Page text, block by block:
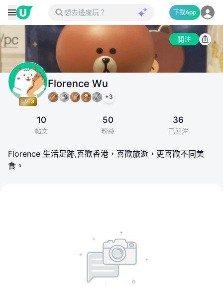
下載App
關注
Florence Wu
+3
10
帖文
50
粉絲
36
已關注
Florence 生活足跡,喜歡香港，喜歡旅遊，更喜歡不同美
食。